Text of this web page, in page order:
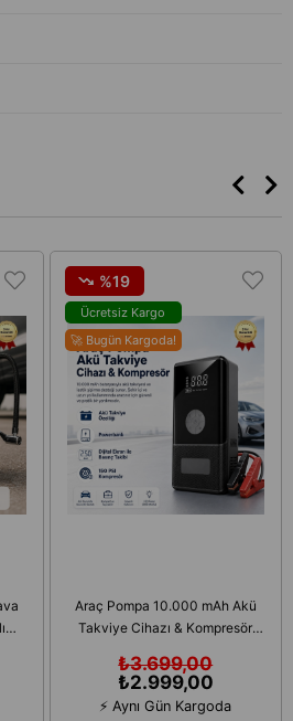
Araç Pompa 10.000 mAh Akü
Takviye Cihazı & Kompresör
Starter Powerbank
₺2.999,00
₺3.699,00
⚡ Aynı Gün Kargoda
%19
Ücretsiz Kargo
🚀 Bugün Kargoda!